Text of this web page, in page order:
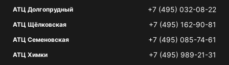
АТЦ Долгопрудный +7 (495) 032-08-22
АТЦ Щёлковская +7 (495) 162-90-81
АТЦ Семеновская +7 (495) 085-74-61
АТЦ Химки +7 (495) 989-21-31